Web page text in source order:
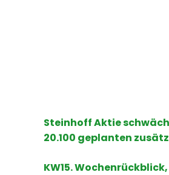
Steinhoff Aktie
20.100 geplanten
KW15. Wochenrückblick,